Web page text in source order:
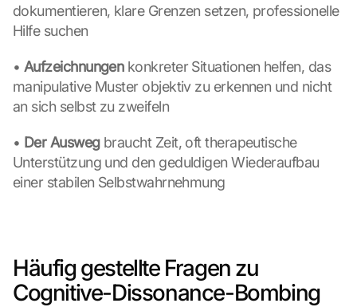
dokumentieren, klare Grenzen setzen, professionelle
Hilfe suchen
• Aufzeichnungen konkreter Situationen helfen, das
manipulative Muster objektiv zu erkennen und nicht
an sich selbst zu zweifeln
• Der Ausweg braucht Zeit, oft therapeutische
Unterstützung und den geduldigen Wiederaufbau
einer stabilen Selbstwahrnehmung
Häufig gestellte Fragen zu
Cognitive-Dissonance-Bombing